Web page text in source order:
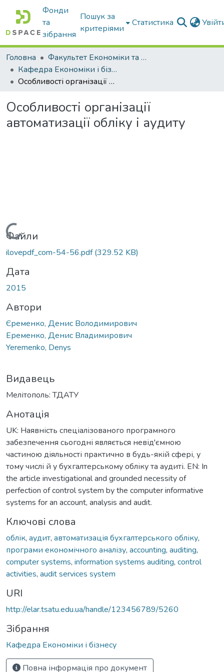
Фонди
та
зібрання
Пошук за
критеріями
Статистика
Головна
Факультет Економіки та бізнесу
Кафедра Економіки і бізнесу
Особливості організації автоматизації обліку і аудиту
Особливості організації
автоматизації обліку і аудиту
Вантажиться...
Файли
ilovepdf_com-54-56.pdf(329.52 KB)
Дата
2015
Автори
Єременко, Денис Володимирович
Еременко, Денис Владимирович
Yeremenko, Denys
Видавець
Мелітополь: ТДАТУ
Анотація
UK: Наявність спеціалізованого програмного
забезпечення сьогодні являється невід'ємною
частиною діяльності практично в будь-якій сфері, у
тому числі й у бухгалтерському обліку та аудиті. EN: In
the article investigational and grounded necessity of
perfection of control system by the computer informative
systems for an account, analysis and audit.
Ключові слова
облік, аудит, автоматизація бухгалтерського обліку,
програми економічного аналізу, accounting, auditing,
computer systems, information systems auditing, control
activities, audit services system
URI
http://elar.tsatu.edu.ua/handle/123456789/5260
Зібрання
Кафедра Економіки і бізнесу
Повна інформація про документ